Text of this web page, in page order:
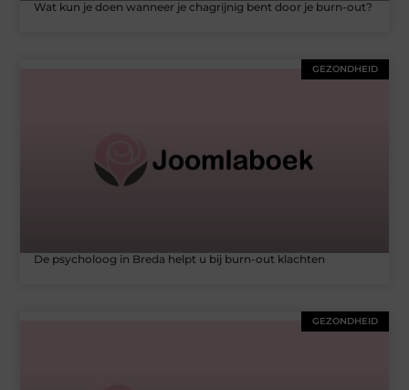
Wat kun je doen wanneer je chagrijnig bent door je burn-out?
GEZONDHEID
De psycholoog in Breda helpt u bij burn-out klachten
GEZONDHEID